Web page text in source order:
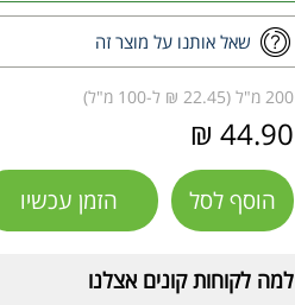
שאל אותנו על מוצר זה
200 מ"ל (22.45 ₪ ל-100 מ"ל)
44.90 ₪
הוסף לסל הזמן עכשיו
למה לקוחות קונים אצלנו